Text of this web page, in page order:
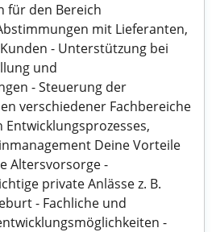
für den Bereich
mit Lieferanten,
- Unterstützung bei
und
- Steuerung der
verschiedener Fachbereiche
Entwicklungsprozesses,
Deine Vorteile
Altersvorsorge -
private Anlässe z. B.
- Fachliche und
-